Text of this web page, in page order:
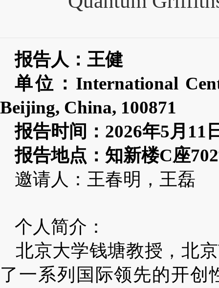
报告人：王健
单位： International
Beijing, China, 100871
报告时间： 2026年5月 11
报告地点：知新楼C座702
邀请人：王春明，王磊
个人简介：
北京大学钱塘教授，北
了一系列国际领先的开创